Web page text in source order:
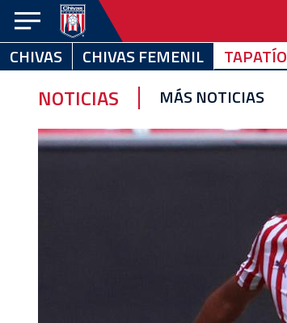
CHIVAS CHIVAS
FEMENIL TAPATÍO
NOTICIAS
VIDEOS
CHIVAS CHIVAS FEMENIL TAPATÍO
NOTICIAS MÁS NOTICIAS